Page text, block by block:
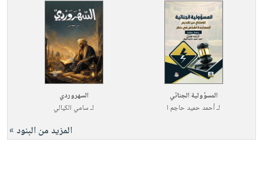
المسؤولية الجنائي
لـأحمد حميد حاجم ا
السهروردي
لـسامي الكيالي
المزيد من البنود »